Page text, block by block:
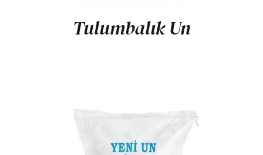
Tulumbalık Un